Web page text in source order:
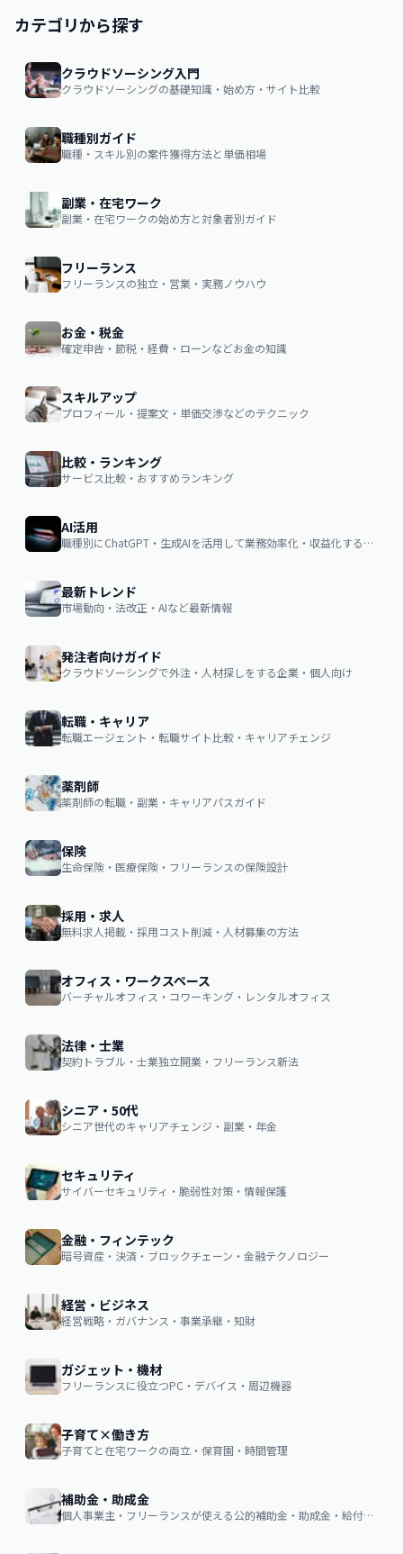
カテゴリから探す
クラウドソーシング入門
クラウドソーシングの基礎知識・始め方・サイト比較
職種別ガイド
職種・スキル別の案件獲得方法と単価相場
副業・在宅ワーク
副業・在宅ワークの始め方と対象者別ガイド
フリーランス
フリーランスの独立・営業・実務ノウハウ
お金・税金
確定申告・節税・経費・ローンなどお金の知識
スキルアップ
プロフィール・提案文・単価交渉などのテクニック
比較・ランキング
サービス比較・おすすめランキング
AI活用
職種別にChatGPT・生成AIを活用して業務効率化・収益化するノウハウ
最新トレンド
市場動向・法改正・AIなど最新情報
発注者向けガイド
クラウドソーシングで外注・人材探しをする企業・個人向け
転職・キャリア
転職エージェント・転職サイト比較・キャリアチェンジ
薬剤師
薬剤師の転職・副業・キャリアパスガイド
保険
生命保険・医療保険・フリーランスの保険設計
採用・求人
無料求人掲載・採用コスト削減・人材募集の方法
オフィス・ワークスペース
バーチャルオフィス・コワーキング・レンタルオフィス
法律・士業
契約トラブル・士業独立開業・フリーランス新法
シニア・50代
シニア世代のキャリアチェンジ・副業・年金
セキュリティ
サイバーセキュリティ・脆弱性対策・情報保護
金融・フィンテック
暗号資産・決済・ブロックチェーン・金融テクノロジー
経営・ビジネス
経営戦略・ガバナンス・事業承継・知財
ガジェット・機材
フリーランスに役立つPC・デバイス・周辺機器
子育て×働き方
子育てと在宅ワークの両立・保育園・時間管理
補助金・助成金
個人事業主・フリーランスが使える公的補助金・助成金・給付金の申請ガイド